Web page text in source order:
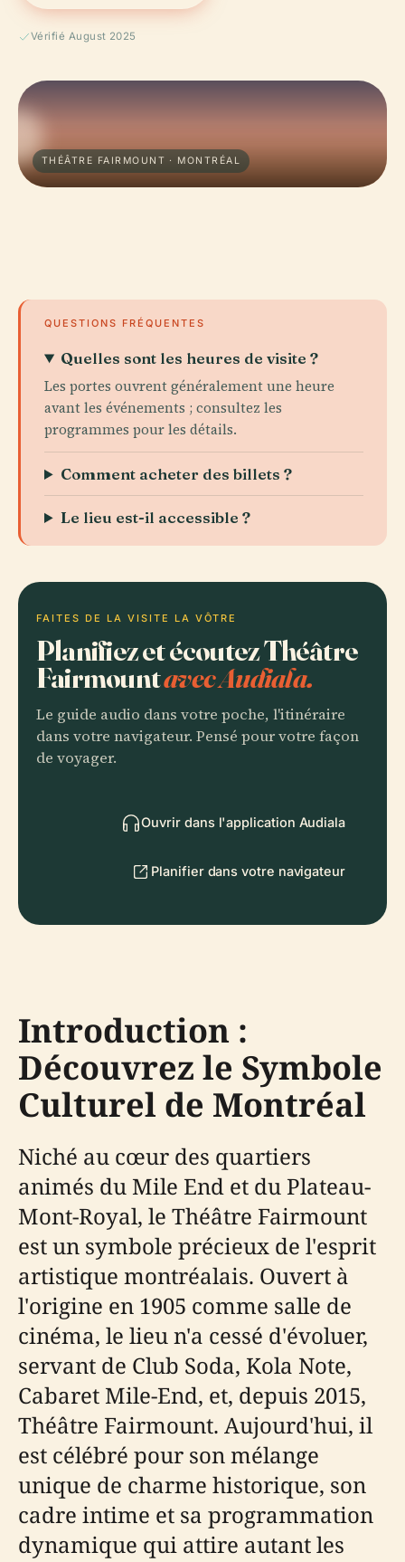
Vérifié August 2025
THÉÂTRE FAIRMOUNT · MONTRÉAL
QUESTIONS FRÉQUENTES
Quelles sont les heures de visite ?
Les portes ouvrent généralement une heure
avant les événements ; consultez les
programmes pour les détails.
Comment acheter des billets ?
Le lieu est-il accessible ?
FAITES DE LA VISITE LA VÔTRE
Planifiez et écoutez Théâtre
Fairmountavec Audiala.
Le guide audio dans votre poche, l'itinéraire
dans votre navigateur. Pensé pour votre façon
de voyager.
Ouvrir dans l'application Audiala
Planifier dans votre navigateur
Introduction :
Découvrez le Symbole
Culturel de Montréal
Niché au cœur des quartiers
animés du Mile End et du Plateau-
Mont-Royal, le Théâtre Fairmount
est un symbole précieux de l'esprit
artistique montréalais. Ouvert à
l'origine en 1905 comme salle de
cinéma, le lieu n'a cessé d'évoluer,
servant de Club Soda, Kola Note,
Cabaret Mile-End, et, depuis 2015,
Théâtre Fairmount. Aujourd'hui, il
est célébré pour son mélange
unique de charme historique, son
cadre intime et sa programmation
dynamique qui attire autant les